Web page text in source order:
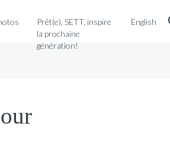
Prêt(e), SETT, inspire
la prochaine
génération!
English